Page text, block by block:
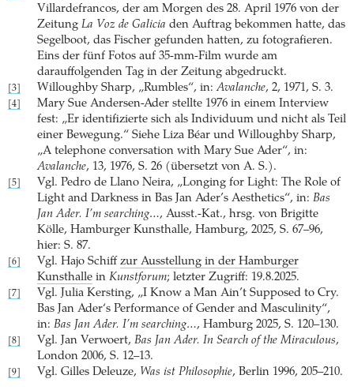
Villardefrancos, der am Morgen des 28. April 1976 von der
Zeitung La Voz de Galicia den Auftrag bekommen hatte, das
Segelboot, das Fischer gefunden hatten, zu fotografieren.
Eins der fünf Fotos auf 35-mm-Film wurde am
darauffolgenden Tag in der Zeitung abgedruckt.
[3] Willoughby Sharp, „Rumbles“, in:Avalanche, 2, 1971, S. 3.
[4]
Mary Sue Andersen-Ader stellte 1976 in einem Interview
fest: „Er identifizierte sich als Individuum und nicht als Teil
einer Bewegung.“ Siehe Liza Béar und Willoughby Sharp,
„A telephone conversation with Mary Sue Ader“, in:
Avalanche, 13, 1976, S. 26 (übersetzt von A. S.).
[5]
Vgl. Pedro de Llano Neira, „Longing for Light: The Role of
Light and Darkness in Bas Jan Ader’s Aesthetics“, in: Bas
Jan Ader. I’m searching…, Ausst.-Kat., hrsg. von Brigitte
Kölle, Hamburger Kunsthalle, Hamburg, 2025, S. 67–96,
hier: S. 87.
[6] Vgl. Hajo Schiff zur Ausstellung in der Hamburger
Kunsthalle in Kunstforum; letzter Zugriff: 19.8.2025.
[7]
Vgl. Julia Kersting, „I Know a Man Ain’t Supposed to Cry.
Bas Jan Ader‘s Performance of Gender and Masculinity“,
in: Bas Jan Ader. I’m searching…, Hamburg 2025, S. 120–130.
[8] Vgl. Jan Verwoert, Bas Jan Ader. In Search of the Miraculous,
London 2006, S. 12–13.
[9] Vgl. Gilles Deleuze, Was ist Philosophie, Berlin 1996, 205–210.